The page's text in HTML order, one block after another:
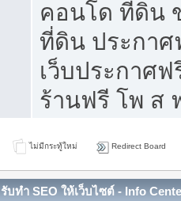
คอนโด ที่ดิน
ที่ดิน ประกา
เว็บประกาศ
ร้านฟรี โพ ส
ไม่มีกระทู้ใหม่ Redirect Board
รับทำ SEO ให้เว็บไซต์ - Info